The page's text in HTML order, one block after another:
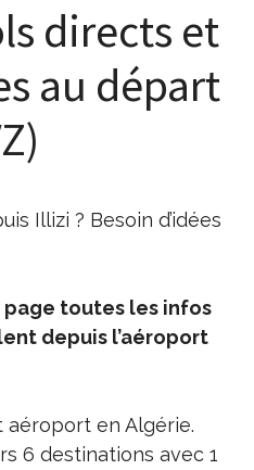
directs et
au départ
Illizi ? Besoin d’idées
toutes les infos
depuis l’aéroport
aéroport en Algérie.
6 destinations avec 1